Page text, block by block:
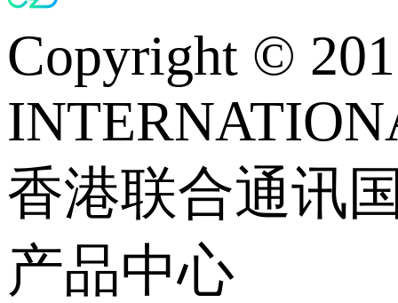
Copyright ©
香港联合通讯
产品中心